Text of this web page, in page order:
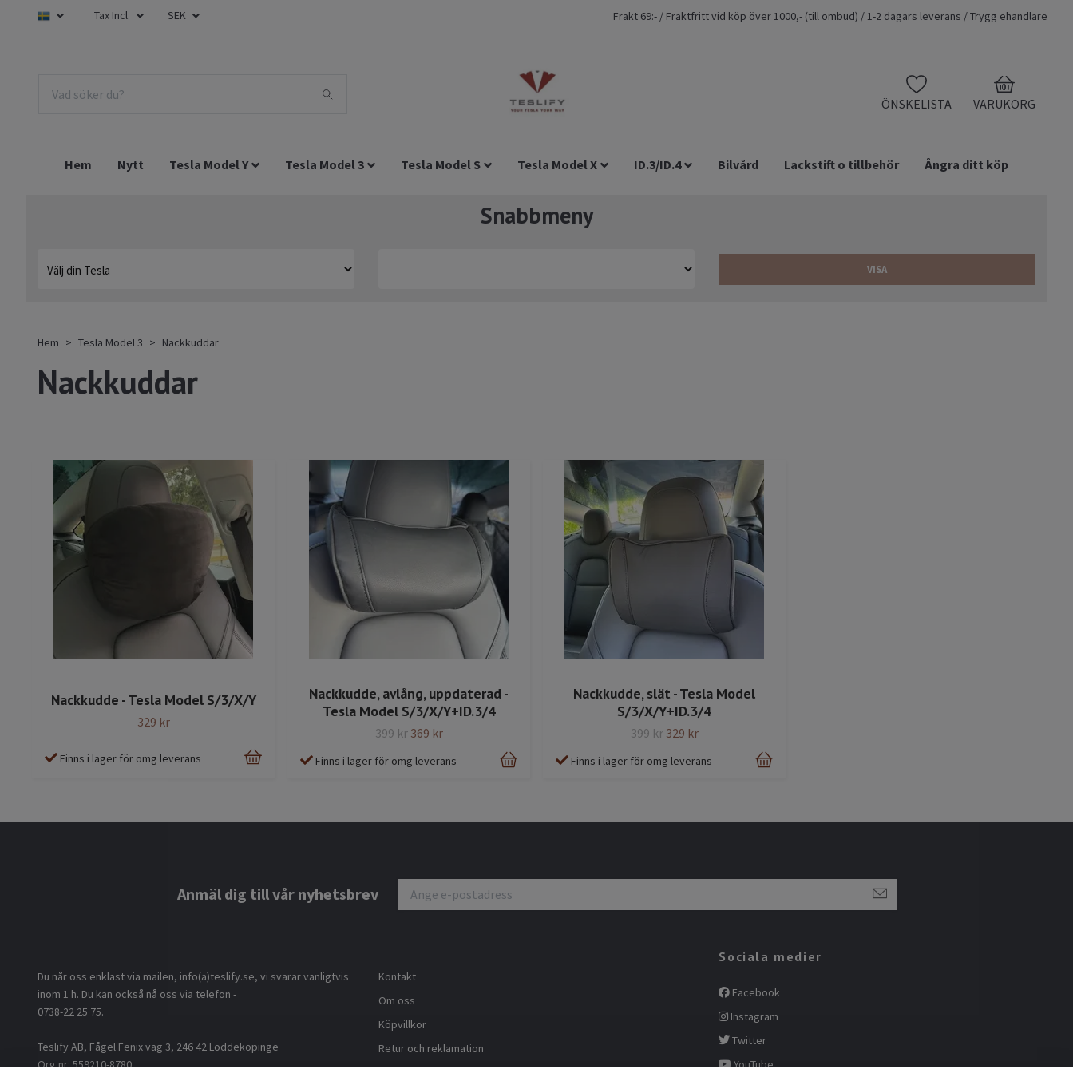
Tax Incl. SEK Frakt 69:- / Fraktfritt vid köp över 1000,- (till ombud) / 1-2 dagars leverans / Trygg ehandlare
ÖNSKELISTA
0
VARUKORG
Hem Nytt Tesla Model Y Tesla Model 3 Tesla Model S Tesla Model X ID.3/ID.4 Bilvård Lackstift o tillbehör Ångra ditt köp
Snabbmeny
VISA
Hem Tesla Model 3 Nackkuddar
Nackkuddar
Nackkudde - Tesla Model S/3/X/Y
329 kr
Finns i lager för omg leverans
Nackkudde, avlång, uppdaterad -
Tesla Model S/3/X/Y+ID.3/4
399 kr 369 kr
Finns i lager för omg leverans
Nackkudde, slät - Tesla Model
S/3/X/Y+ID.3/4
399 kr 329 kr
Finns i lager för omg leverans
Anmäl dig till vår nyhetsbrev
Du når oss enklast via mailen, info(a)teslify.se, vi svarar vanligtvis
inom 1 h. Du kan också nå oss via telefon -
0738-22 25 75.
Teslify AB, Fågel Fenix väg 3, 246 42 Löddeköpinge
Org nr: 559210-8780
Kontakt
Om oss
Köpvillkor
Retur och reklamation
Sociala medier
Facebook
Instagram
Twitter
YouTube